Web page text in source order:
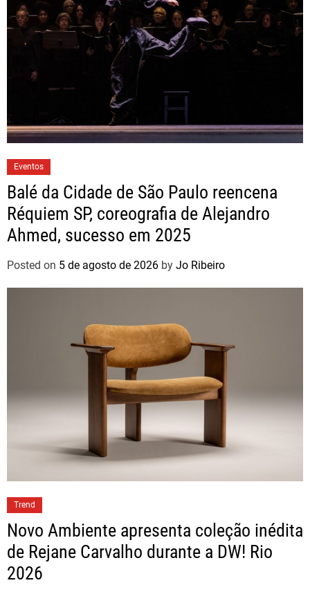
Eventos
Balé da Cidade de São Paulo reencena
Réquiem SP, coreografia de Alejandro
Ahmed, sucesso em 2025
Posted on 5 de agosto de 2026 by Jo Ribeiro
Trend
Novo Ambiente apresenta coleção inédita
de Rejane Carvalho durante a DW! Rio
2026